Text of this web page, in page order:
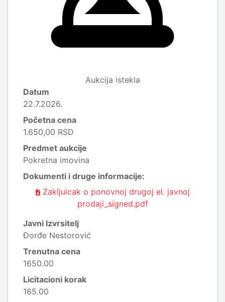
Aukcija istekla
Datum
22.7.2026.
Početna cena
1.650,00 RSD
Predmet aukcije
Pokretna imovina
Dokumenti i druge informacije:
Zakljuicak o ponovnoj drugoj el. javnoj
prodaji_signed.pdf
Javni Izvrsitelj
Đorđe Nestorović
Trenutna cena
1650.00
Licitacioni korak
165.00